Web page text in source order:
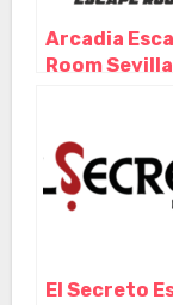
Arcadia
Room
El Secreto